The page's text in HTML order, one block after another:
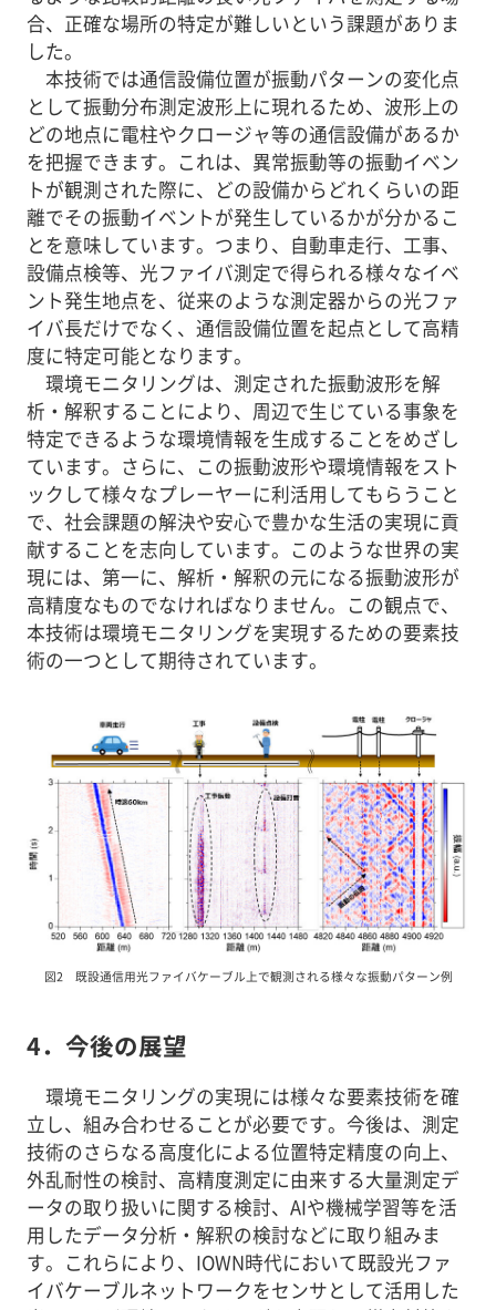
合、正確な場所の特定が難しいという課題がありま
した。
本技術では通信設備位置が振動パターンの変化点
として振動分布測定波形上に現れるため、波形上の
どの地点に電柱やクロージャ等の通信設備があるか
を把握できます。これは、異常振動等の振動イベン
トが観測された際に、どの設備からどれくらいの距
離でその振動イベントが発生しているかが分かるこ
とを意味しています。つまり、自動車走行、工事、
設備点検等、光ファイバ測定で得られる様々なイベ
ント発生地点を、従来のような測定器からの光ファ
イバ長だけでなく、通信設備位置を起点として高精
度に特定可能となります。
環境モニタリングは、測定された振動波形を解
析・解釈することにより、周辺で生じている事象を
特定できるような環境情報を生成することをめざし
ています。さらに、この振動波形や環境情報をスト
ックして様々なプレーヤーに利活用してもらうこと
で、社会課題の解決や安心で豊かな生活の実現に貢
献することを志向しています。このような世界の実
現には、第一に、解析・解釈の元になる振動波形が
高精度なものでなければなりません。この観点で、
本技術は環境モニタリングを実現するための要素技
術の一つとして期待されています。
図2 既設通信用光ファイバケーブル上で観測される様々な振動パターン例
4．今後の展望
環境モニタリングの実現には様々な要素技術を確
立し、組み合わせることが必要です。今後は、測定
技術のさらなる高度化による位置特定精度の向上、
外乱耐性の検討、高精度測定に由来する大量測定デ
ータの取り扱いに関する検討、AIや機械学習等を活
用したデータ分析・解釈の検討などに取り組みま
す。これらにより、IOWN時代において既設光ファ
イバケーブルネットワークをセンサとして活用した